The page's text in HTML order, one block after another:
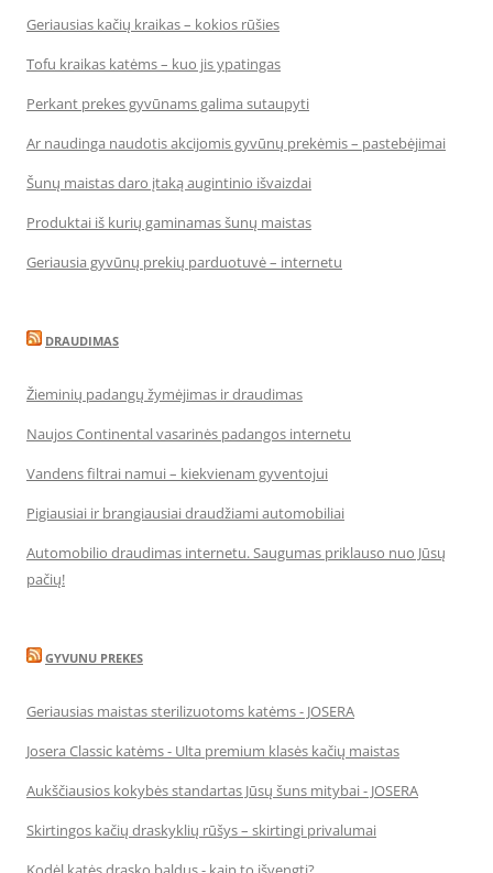
Geriausias kačių kraikas – kokios rūšies
Tofu kraikas katėms – kuo jis ypatingas
Perkant prekes gyvūnams galima sutaupyti
Ar naudinga naudotis akcijomis gyvūnų prekėmis – pastebėjimai
Šunų maistas daro įtaką augintinio išvaizdai
Produktai iš kurių gaminamas šunų maistas
Geriausia gyvūnų prekių parduotuvė – internetu
DRAUDIMAS
Žieminių padangų žymėjimas ir draudimas
Naujos Continental vasarinės padangos internetu
Vandens filtrai namui – kiekvienam gyventojui
Pigiausiai ir brangiausiai draudžiami automobiliai
Automobilio draudimas internetu. Saugumas priklauso nuo Jūsų
pačių!
GYVUNU PREKES
Geriausias maistas sterilizuotoms katėms - JOSERA
Josera Classic katėms - Ulta premium klasės kačių maistas
Aukščiausios kokybės standartas Jūsų šuns mitybai - JOSERA
Skirtingos kačių draskyklių rūšys – skirtingi privalumai